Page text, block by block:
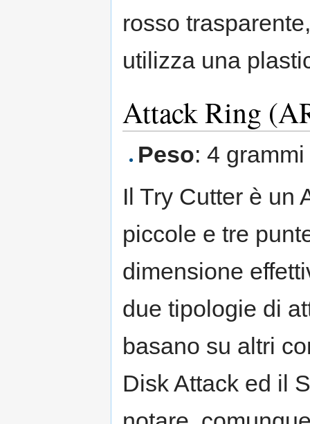
rosso
utilizza una
Attack Ring
Peso: 4 grammi
Il Try Cutter è un
piccole e tre
dimensione
due tipologie di
basano su altri
Disk Attack ed il